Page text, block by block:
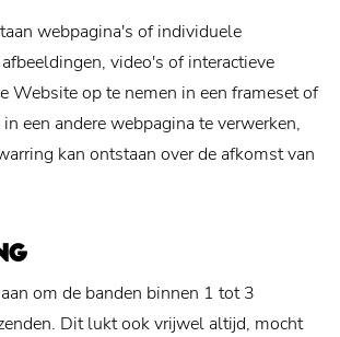
webpagina's of individuele
video's of interactieve
Website op te nemen in een frameset of
een andere webpagina te verwerken,
kan ontstaan over de afkomst van
om de banden binnen 1 tot 3
Dit lukt ook vrijwel altijd, mocht